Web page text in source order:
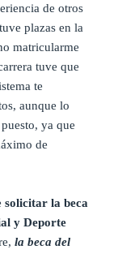
de otros
plazas en la
matricularme
tuve que
te
aunque lo
ya que
de
solicitar la beca
y Deporte
la beca del